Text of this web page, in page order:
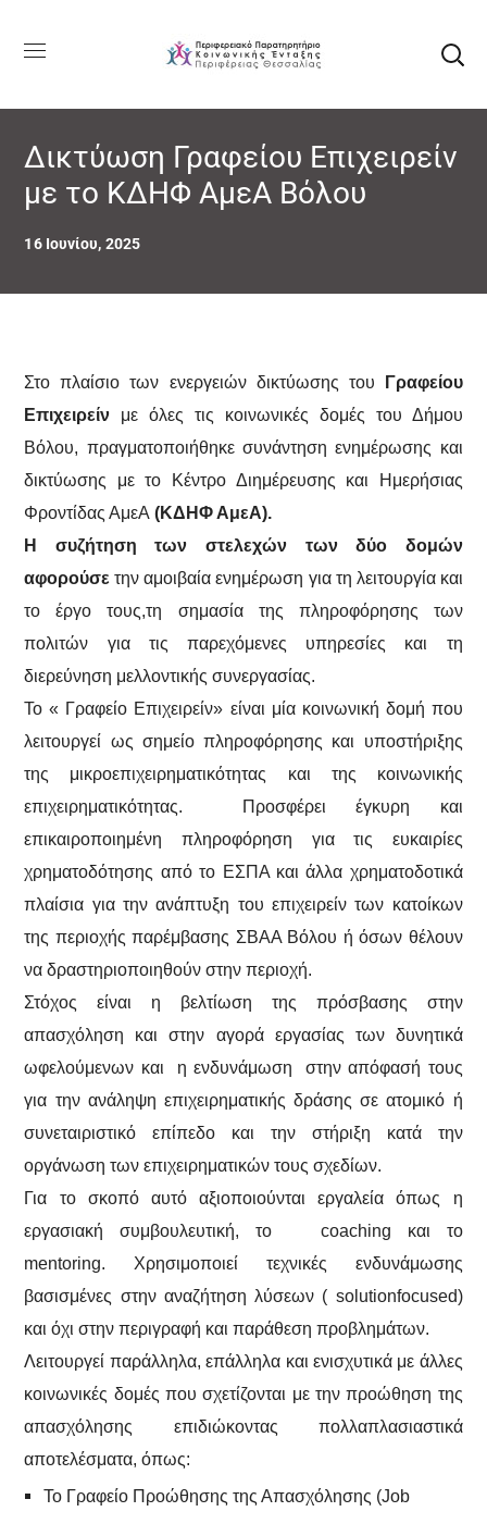
Δικτύωση Γραφείου Επιχειρείν
με το ΚΔΗΦ ΑμεΑ Βόλου
16 Ιουνίου, 2025
Στο πλαίσιο των ενεργειών δικτύωσης του
Γραφείου
Επιχειρείν με όλες τις κοινωνικές δομές του Δήμου
Βόλου, πραγματοποιήθηκε συνάντηση ενημέρωσης και
δικτύωσης με το Κέντρο Διημέρευσης και Ημερήσιας
Φροντίδας ΑμεΑ(ΚΔΗΦ ΑμεΑ).
Η συζήτηση των στελεχών των δύο δομών
αφορούσε την αμοιβαία ενημέρωση για τη λειτουργία και
το έργο τους,τη σημασία της πληροφόρησης των
πολιτών για τις παρεχόμενες υπηρεσίες και τη
διερεύνηση μελλοντικής συνεργασίας.
Το « Γραφείο Επιχειρείν» είναι μία κοινωνική δομή που
λειτουργεί ως σημείο πληροφόρησης και υποστήριξης
της μικροεπιχειρηματικότητας και της κοινωνικής
επιχειρηματικότητας. Προσφέρει έγκυρη και
επικαιροποιημένη πληροφόρηση για τις ευκαιρίες
χρηματοδότησης από το ΕΣΠΑ και άλλα χρηματοδοτικά
πλαίσια για την ανάπτυξη του επιχειρείν των κατοίκων
της περιοχής παρέμβασης ΣΒΑΑ Βόλου ή όσων θέλουν
να δραστηριοποιηθούν στην περιοχή.
Στόχος είναι η βελτίωση της πρόσβασης στην
απασχόληση και στην αγορά εργασίας των δυνητικά
ωφελούμενων και η ενδυνάμωση στην απόφασή τους
για την ανάληψη επιχειρηματικής δράσης σε ατομικό ή
συνεταιριστικό επίπεδο και την στήριξη κατά την
οργάνωση των επιχειρηματικών τους σχεδίων.
Για το σκοπό αυτό αξιοποιούνται εργαλεία όπως η
εργασιακή συμβουλευτική, το coaching και το
mentoring. Χρησιμοποιεί τεχνικές ενδυνάμωσης
βασισμένες στην αναζήτηση λύσεων ( solutionfocused)
και όχι στην περιγραφή και παράθεση προβλημάτων.
Λειτουργεί παράλληλα, επάλληλα και ενισχυτικά με άλλες
κοινωνικές δομές που σχετίζονται με την προώθηση της
απασχόλησης επιδιώκοντας πολλαπλασιαστικά
αποτελέσματα, όπως:
Το Γραφείο Προώθησης της Απασχόλησης (Job